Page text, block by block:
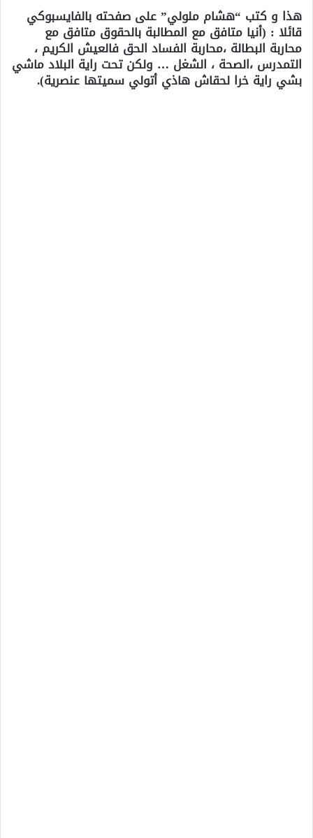
هذا و كتب “هشام ملولي” على صفحته بالفايسبوكي
قائلا : (أنيا متافق مع المطالبة بالحقوق متافق مع
محاربة البطالة ،محاربة الفساد الحق فالعيش الكريم ،
التمدرس ،الصحة ، الشغل … ولكن تحت راية البلاد ماشي
بشي راية خرا لحقاش هاذي أتولي سميتها عنصرية).